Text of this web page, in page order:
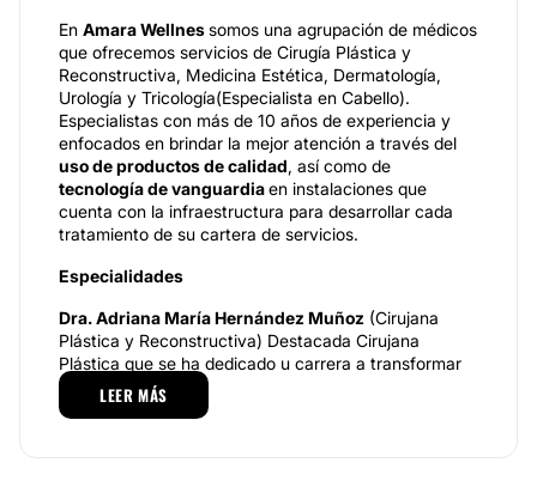
En Amara Wellnessomos una agrupación de médicos
que ofrecemos servicios de Cirugía Plástica y
Reconstructiva, Medicina Estética, Dermatología,
Urología y Tricología(Especialista en Cabello).
Especialistas con más de 10 años de experiencia y
enfocados en brindar la mejor atención a través del
uso de productos de calidad, así como de
tecnología de vanguardiaen instalaciones que
cuenta con la infraestructura para desarrollar cada
tratamiento de su cartera de servicios.
Especialidades
Dra. Adriana María Hernández Muñoz (Cirujana
Plástica y Reconstructiva) Destacada Cirujana
Plástica que se ha dedicado u carrera a transformar
vidas a través de la belleza y salud, cuya trayectoria
de numerosas intervenciones exitosas y con la
LEER MÁS